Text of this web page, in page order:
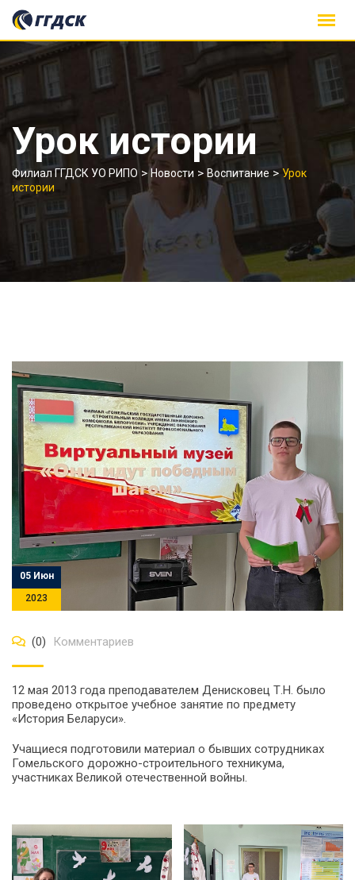
Skip
content
Урок истории
Филиал ГГДСК УО РИПО > Новости > Воспитание>Урок
истории
05 Июн
2023
(0) Комментариев
12 мая 2013 года преподавателем Денисковец Т.Н. было
проведено открытое учебное занятие по предмету
«История Беларуси».
Учащиеся подготовили материал о бывших сотрудниках
Гомельского дорожно-строительного техникума,
участниках Великой отечественной войны.